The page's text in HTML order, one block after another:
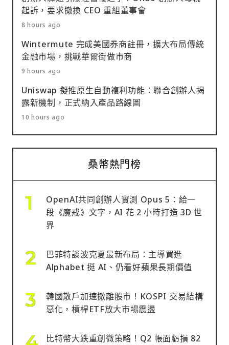
起訴，要求撤換 CEO 重組董事會
8 hours ago
Wintermute 完成美國券商註冊，擴大布局傳統
金融市場，挑戰華爾街做市商
9 hours ago
Uniswap 擬推原生自動複利功能：聯合創辦人揭
露新機制，正式納入產品路線圖
10 hours ago
桑幣熱門榜
OpenAI共同創辦人實測 Opus 5：給一
段《魔戒》文字，AI 花 2 小時打造 3D 世
界
巴菲特談波克夏最新布局：主導買進
Alphabet 挺 AI、仍看好蘋果長期價值
韓國散戶加速撤離股市！KOSPI 交易結構
惡化，槓桿ETF放大市場震盪
比特幣大跌重創微策略！Q2 帳面虧損 82